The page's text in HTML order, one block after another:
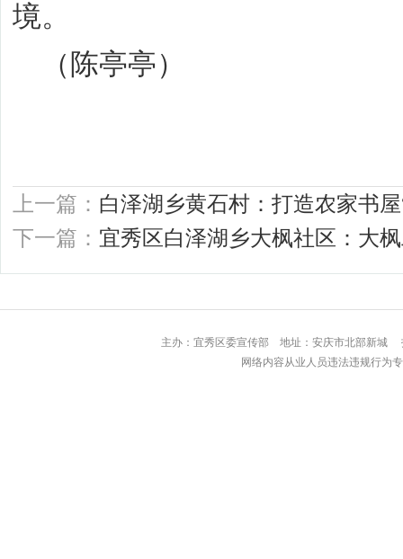
境。
（陈亭亭）
上一篇： 白泽湖乡黄石村：打造农家书
下一篇： 宜秀区白泽湖乡大枫社区：大
主办：宜秀区委宣传部 地址：安庆市北
网络内容从业人员违法违规行